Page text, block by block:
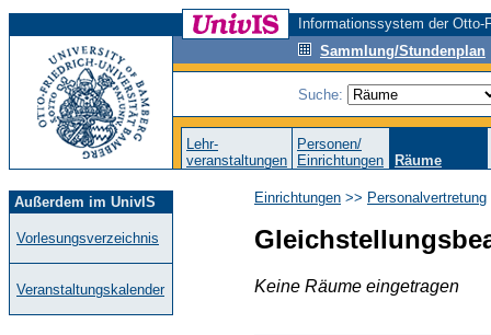
Informationssystem der
Sammlung/Stundenplan
Suche:
Lehr-
veranstaltungen
Personen/
Einrichtungen
Räume
Außerdem im UnivIS
Vorlesungsverzeichnis
Veranstaltungskalender
Einrichtungen >> Personalvertretung
Keine Räume eingetragen